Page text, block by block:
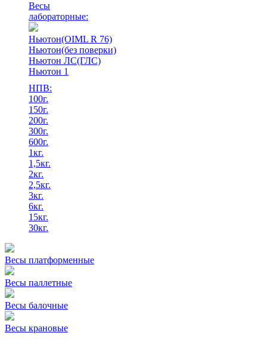
Весы
лабораторные:
Ньютон(OIML R 76)
Ньютон(без поверки)
Ньютон ЛС(ГЛС)
Ньютон 1
НПВ:
100г.
150г.
200г.
300г.
600г.
1кг.
1,5кг.
2кг.
2,5кг.
3кг.
6кг.
15кг.
30кг.
Весы платформенные
Весы паллетные
Весы балочные
Весы крановые